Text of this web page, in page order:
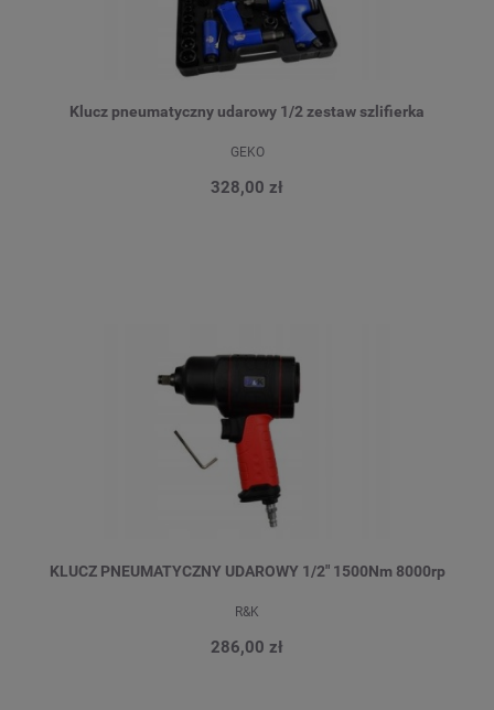
Klucz pneumatyczny udarowy 1/2 zestaw szlifierka
GEKO
328,00 zł
KLUCZ PNEUMATYCZNY UDAROWY 1/2" 1500Nm 8000rp
R&K
286,00 zł